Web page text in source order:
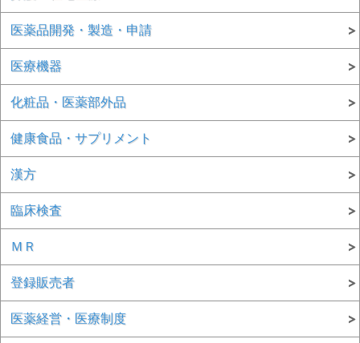
医薬品開発・製造・申請
医療機器
化粧品・医薬部外品
健康食品・サプリメント
漢方
臨床検査
ＭＲ
登録販売者
医薬経営・医療制度